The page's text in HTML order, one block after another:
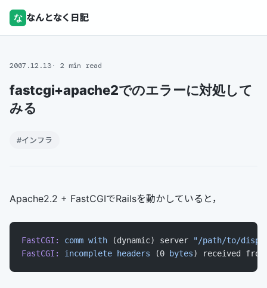
な なんとなく日記
2007.12.13 2 min read
fastcgi+apache2でのエラーに対処して
みる
#インフラ
Apache2.2 + FastCGIでRailsを動かしていると，
FastCGI: comm with (dynamic) server
"/path/to/
FastCGI:
incomplete headers (0 bytes) received